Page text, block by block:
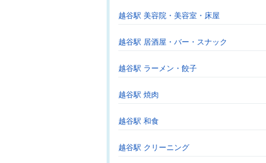
越谷駅 美容院・美容室・床屋
越谷駅 居酒屋・バー・スナック
越谷駅 ラーメン・餃子
越谷駅 焼肉
越谷駅 和食
越谷駅 クリーニング